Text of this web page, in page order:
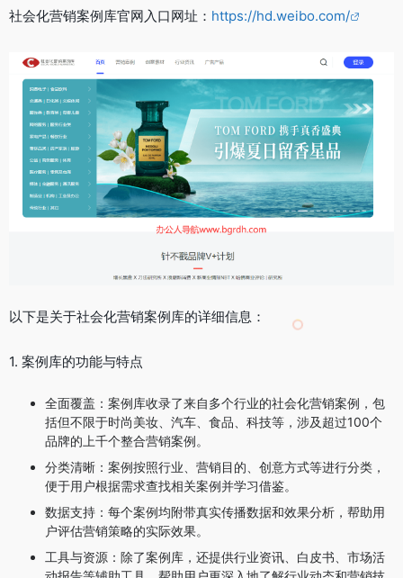
社会化营销案例库官网入口网址： https://hd.weibo.com/
以下是关于社会化营销案例库的详细信息：
1. 案例库的功能与特点
全面覆盖：案例库收录了来自多个行业的社会化营销案例，包
括但不限于时尚美妆、汽车、食品、科技等，涉及超过100个
品牌的上千个整合营销案例。
分类清晰：案例按照行业、营销目的、创意方式等进行分类，
便于用户根据需求查找相关案例并学习借鉴。
数据支持：每个案例均附带真实传播数据和效果分析，帮助用
户评估营销策略的实际效果。
工具与资源：除了案例库，还提供行业资讯、白皮书、市场活